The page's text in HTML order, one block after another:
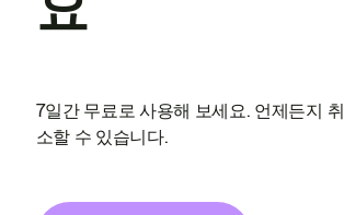
7일간 무료로 사용해 보세요. 언제든지 취
소할 수 있습니다.